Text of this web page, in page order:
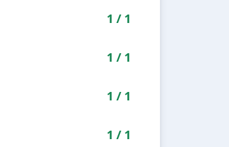
1 / 1
1 / 1
1 / 1
1 / 1